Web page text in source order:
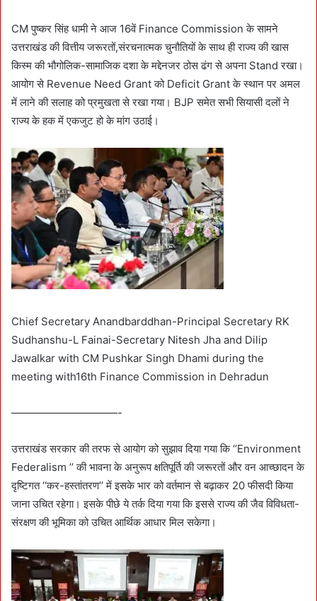
CM पुष्कर सिंह धामी ने आज 16वें Finance Commission के सामने
उत्तराखंड की वित्तीय जरूरतों,संरचनात्मक चुनौतियों के साथ ही राज्य की खास
किस्म की भौगोलिक-सामाजिक दशा के मद्देनजर ठोस ढंग से अपना Stand रखा।
आयोग से Revenue Need Grant को Deficit Grant के स्थान पर अमल
में लाने की सलाह को प्रमुखता से रखा गया। BJP समेत सभी सियासी दलों ने
राज्य के हक में एकजुट हो के मांग उठाई।
Chief Secretary Anandbarddhan-Principal Secretary RK
Sudhanshu-L Fainai-Secretary Nitesh Jha and Dilip
Jawalkar with CM Pushkar Singh Dhami during the
meeting with16th Finance Commission in Dehradun
——————————-
उत्तराखंड सरकार की तरफ से आयोग को सुझाव दिया गया कि ‘‘Environment
Federalism ’’ की भावना के अनुरूप क्षतिपूर्ति की जरूरतों और वन आच्छादन के
दृष्टिगत ‘‘कर-हस्तांतरण’’ में इसके भार को वर्तमान से बढ़ाकर 20 फीसदी किया
जाना उचित रहेगा। इसके पीछे ये तर्क दिया गया कि इससे राज्य की जैव विविधता-
संरक्षण की भूमिका को उचित आर्थिक आधार मिल सकेगा।